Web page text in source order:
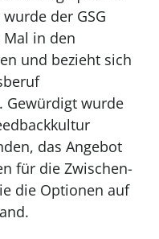
der GSG
in den
und bezieht sich
wurde
das Angebot
für die Zwischen-
die Optionen auf